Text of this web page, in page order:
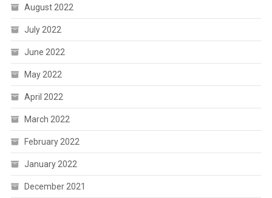
August 2022
July 2022
June 2022
May 2022
April 2022
March 2022
February 2022
January 2022
December 2021